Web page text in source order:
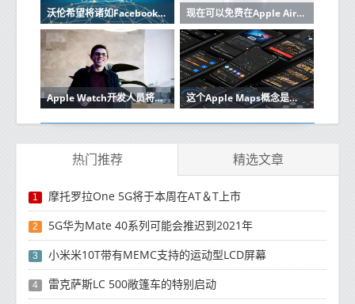
沃伦希望将诸如Facebook Amazon Google和Apple之类的科技巨头瓦解 现在可以免费在Apple AirPod充电盒上刻上表情符号
Apple Watch开发人员将本周末收益的100％捐赠给澳大利亚丛林大火 这个Apple Maps概念是我们所有人应得的导航应用程序
热门推荐 精选文章
1 摩托罗拉One 5G将于本周在AT＆T上市
2 5G华为Mate 40系列可能会推迟到2021年
3 小米米10T带有MEMC支持的运动型LCD屏幕
4 雷克萨斯LC 500敞篷车的特别启动